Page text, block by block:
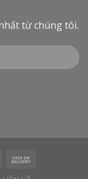
từ chúng tôi.